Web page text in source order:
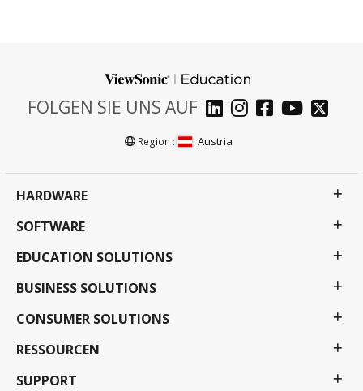
FOLGEN SIE UNS AUF
Region : Austria
HARDWARE
SOFTWARE
EDUCATION SOLUTIONS
BUSINESS SOLUTIONS
CONSUMER SOLUTIONS
RESSOURCEN
SUPPORT